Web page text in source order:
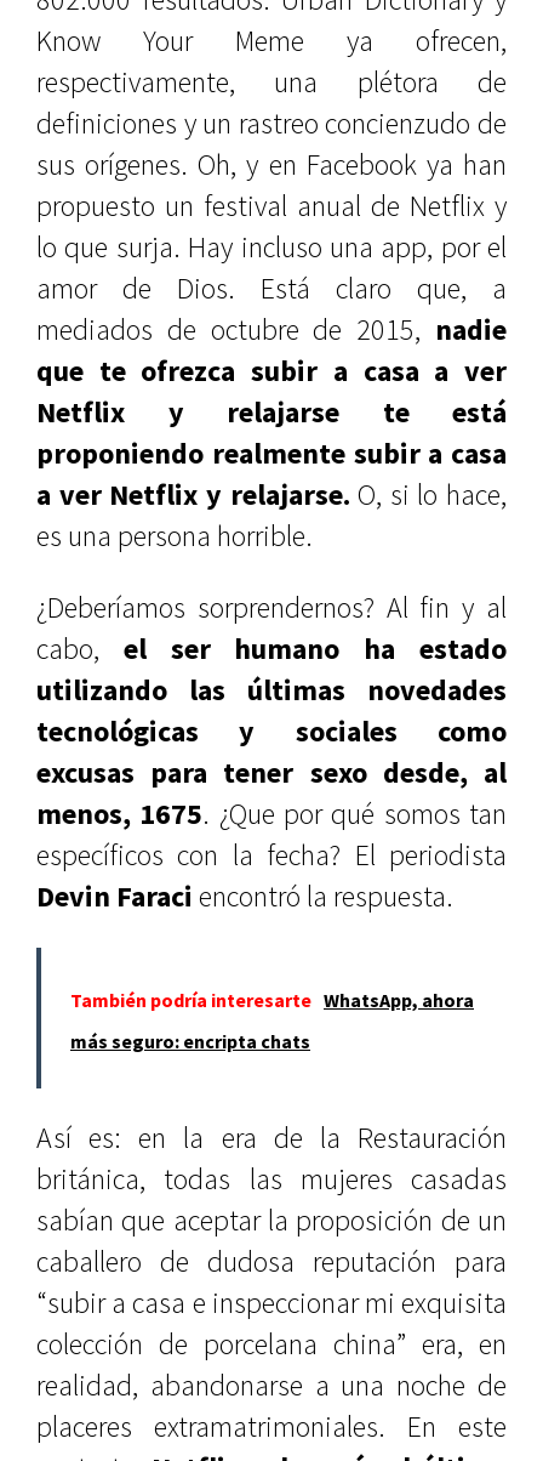
Know Your Meme ya ofrecen,
respectivamente, una plétora de
definiciones y un rastreo concienzudo de
sus orígenes. Oh, y en Facebook ya han
propuesto un festival anual de Netflix y
lo que surja. Hay incluso una app, por el
amor de Dios. Está claro que, a
mediados de octubre de 2015, nadie
que te ofrezca subir a casa a ver
Netflix y relajarse te está
proponiendo realmente subir a casa
a ver Netflix y relajarse. O, si lo hace,
es una persona horrible.
¿Deberíamos sorprendernos? Al fin y al
cabo, el ser humano ha estado
utilizando las últimas novedades
tecnológicas y sociales como
excusas para tener sexo desde, al
menos, 1675. ¿Que por qué somos tan
específicos con la fecha? El periodista
Devin Faraci encontró la respuesta.
También podría interesarte WhatsApp, ahora
más seguro: encripta chats
Así es: en la era de la Restauración
británica, todas las mujeres casadas
sabían que aceptar la proposición de un
caballero de dudosa reputación para
“subir a casa e inspeccionar mi exquisita
colección de porcelana china” era, en
realidad, abandonarse a una noche de
placeres extramatrimoniales. En este